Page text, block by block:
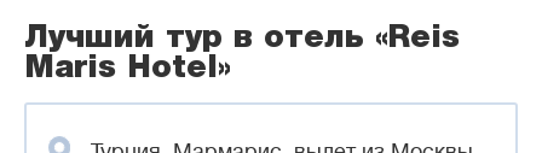
Лучший тур в отель «Reis
Maris Hotel»